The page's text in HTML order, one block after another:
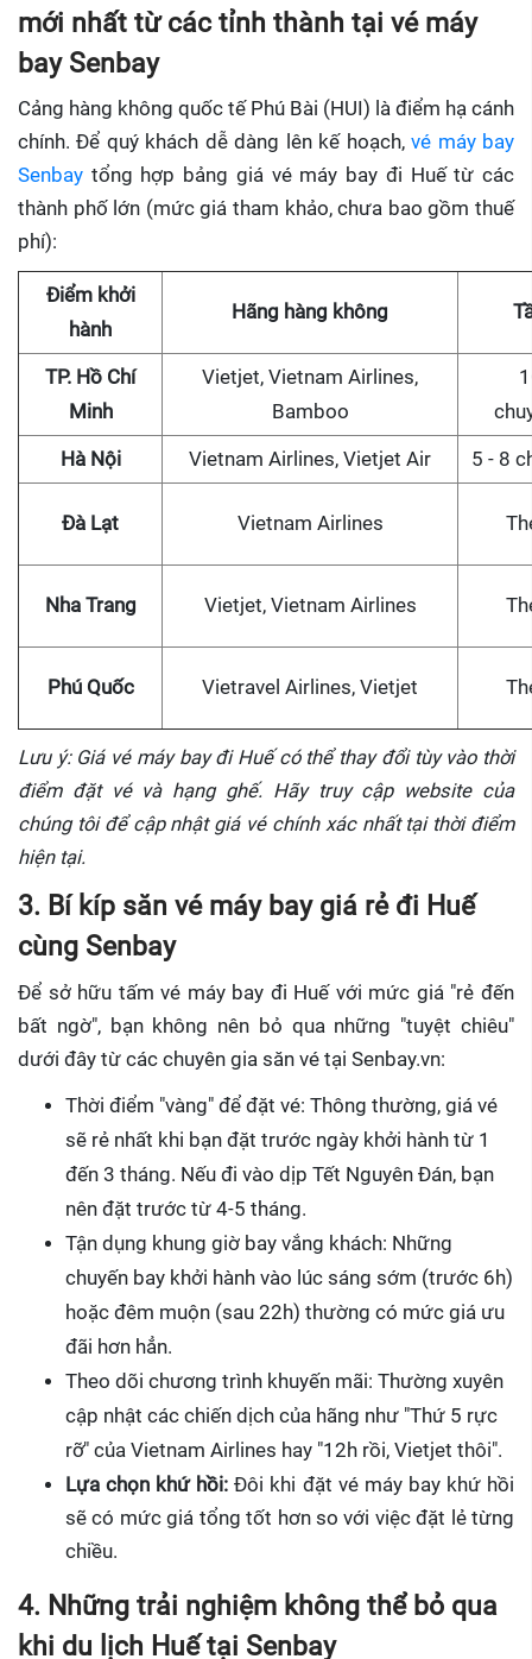
mới nhất từ các tỉnh thành tại vé máy
bay Senbay
Cảng hàng không quốc tế Phú Bài (HUI) là điểm hạ cánh
chính. Để quý khách dễ dàng lên kế hoạch,vé máy bay
Senbay tổng hợp bảng giá vé máy bay đi Huế từ các
thành phố lớn (mức giá tham khảo, chưa bao gồm thuế
phí):
Điểm khởi
hành
Hãng hàng không
TP. Hồ Chí
Minh
Vietjet, Vietnam Airlines,
Bamboo
Hà Nội Vietnam Airlines, Vietjet Air 5 - 8
Đà Lạt Vietnam Airlines
Nha Trang Vietjet, Vietnam Airlines
Phú Quốc Vietravel Airlines, Vietjet
Lưu ý: Giá vé máy bay đi Huế có thể thay đổi tùy vào thời
điểm đặt vé và hạng ghế. Hãy truy cập website của
chúng tôi để cập nhật giá vé chính xác nhất tại thời điểm
hiện tại.
3. Bí kíp săn vé máy bay giá rẻ đi Huế
cùng Senbay
Để sở hữu tấm vé máy bay đi Huế với mức giá "rẻ đến
bất ngờ", bạn không nên bỏ qua những "tuyệt chiêu"
dưới đây từ các chuyên gia săn vé tại Senbay.vn:
Thời điểm "vàng" để đặt vé: Thông thường, giá vé
sẽ rẻ nhất khi bạn đặt trước ngày khởi hành từ 1
đến 3 tháng. Nếu đi vào dịp Tết Nguyên Đán, bạn
nên đặt trước từ 4-5 tháng.
Tận dụng khung giờ bay vắng khách: Những
chuyến bay khởi hành vào lúc sáng sớm (trước 6h)
hoặc đêm muộn (sau 22h) thường có mức giá ưu
đãi hơn hẳn.
Theo dõi chương trình khuyến mãi: Thường xuyên
cập nhật các chiến dịch của hãng như "Thứ 5 rực
rỡ" của Vietnam Airlines hay "12h rồi, Vietjet thôi".
Lựa chọn khứ hồi: Đôi khi đặt vé máy bay khứ hồi
sẽ có mức giá tổng tốt hơn so với việc đặt lẻ từng
chiều.
4. Những trải nghiệm không thể bỏ qua
khi du lịch Huế tại Senbay